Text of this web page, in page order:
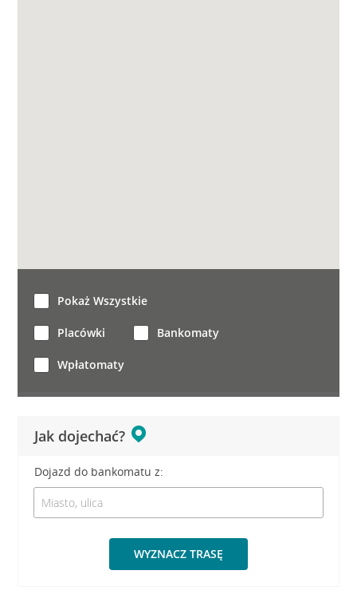
Jak dojechać?
Dojazd do bankomatu z:
WYZNACZ TRASĘ
Pokaż Wszystkie
Placówki Bankomaty
Wpłatomaty